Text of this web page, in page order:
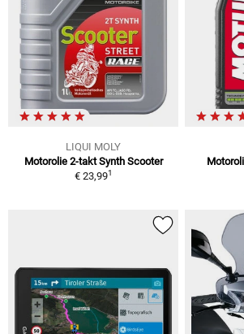
LIQUI MOLY
Motorolie 2-takt Synth Scooter
€ 23,991